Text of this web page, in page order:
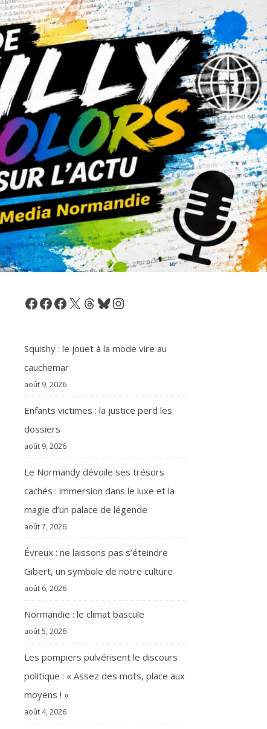
Facebook
Facebook
Facebook
X Threads
BlueskyInstagram
Squishy : le jouet à la mode vire au
cauchemar
août 9, 2026
Enfants victimes : la justice perd les
dossiers
août 9, 2026
Le Normandy dévoile ses trésors
cachés : immersion dans le luxe et la
magie d’un palace de légende
août 7, 2026
Évreux : ne laissons pas s’éteindre
Gibert, un symbole de notre culture
août 6, 2026
Normandie : le climat bascule
août 5, 2026
Les pompiers pulvérisent le discours
politique : « Assez des mots, place aux
moyens ! »
août 4, 2026